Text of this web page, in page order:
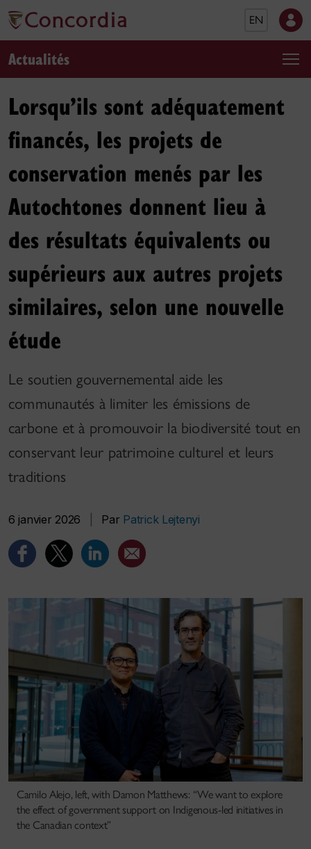
EN
Actualités
Lorsqu’ils sont adéquatement
financés, les projets de
conservation menés par les
Autochtones donnent lieu à
des résultats équivalents ou
supérieurs aux autres projets
similaires, selon une nouvelle
étude
Le soutien gouvernemental aide les
communautés à limiter les émissions de
carbone et à promouvoir la biodiversité tout en
conservant leur patrimoine culturel et leurs
traditions
6 janvier 2026 Par Patrick Lejtenyi
Camilo Alejo, left, with Damon Matthews: “We want to explore
the effect of government support on Indigenous-led initiatives in
the Canadian context”